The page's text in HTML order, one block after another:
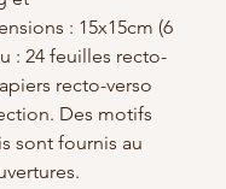
: 15x15cm (6
: 24 feuilles recto-
recto-verso
Des motifs
sont fournis au